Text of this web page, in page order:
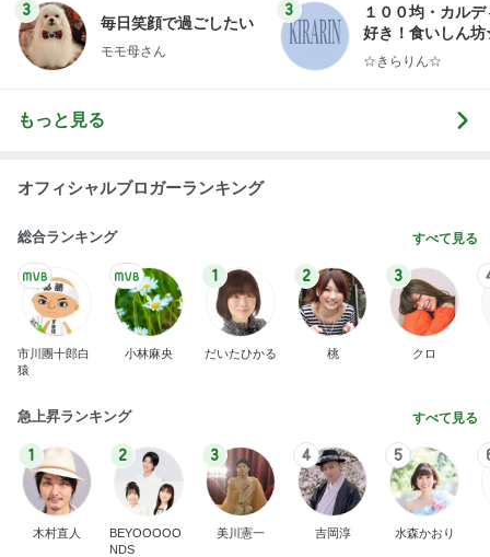
3
毎日笑顔で過ごしたい
モモ母さん
3
１００均・カルデ
好き！食いしん
らりん☆のブログ
☆きらりん☆
もっと見る
オフィシャルブロガーランキング
総合ランキング すべて見る
市川團十郎白
猿
小林麻央
1
だいたひかる
2
桃
3
クロ
急上昇ランキング すべて見る
1
木村直人
2
BEYOOOOO
NDS
3
美川憲一
4
吉岡淳
5
水森かおり